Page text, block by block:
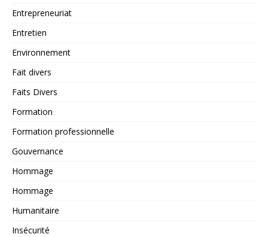
Entrepreneuriat
Entretien
Environnement
Fait divers
Faits Divers
Formation
Formation professionnelle
Gouvernance
Hommage
Hommage
Humanitaire
Insécurité